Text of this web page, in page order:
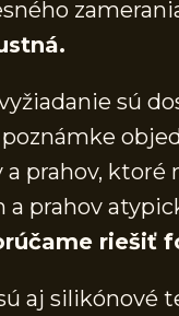
sú
prahov,
a prahov
riešiť
aj silikónové